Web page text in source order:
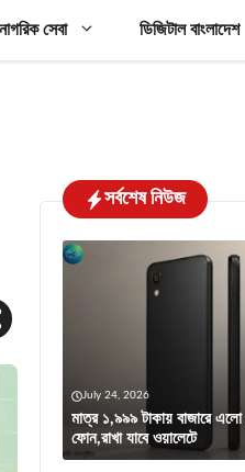
নাগরিক সেবা ডিজিটাল বাংলাদেশ
সর্বশেষ নিউজ
July 24, 2026
মাত্র ১,৯৯৯ টাকায় বাজারে এলো
ফোন,রাখা যাবে ওয়ালেটে